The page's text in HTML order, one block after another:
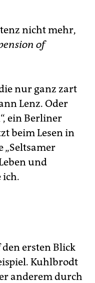
nicht mehr,
of
nur ganz zart
Lenz. Oder
ein Berliner
beim Lesen in
„Seltsamer
und
ich.
ersten Blick
Kuhlbrodt
anderem durch